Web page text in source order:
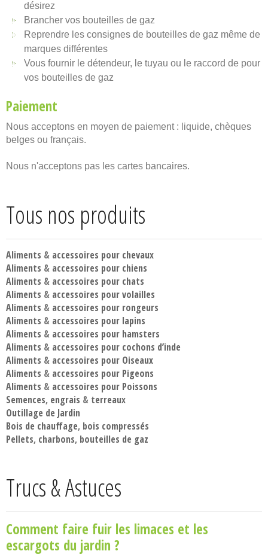
désirez
Brancher vos bouteilles de gaz
Reprendre les consignes de bouteilles de gaz même de
marques différentes
Vous fournir le détendeur, le tuyau ou le raccord de pour
vos bouteilles de gaz
Paiement
Nous acceptons en moyen de paiement : liquide, chèques
belges ou français.
Nous n'acceptons pas les cartes bancaires.
Tous nos produits
Aliments & accessoires pour chevaux
Aliments & accessoires pour chiens
Aliments & accessoires pour chats
Aliments & accessoires pour volailles
Aliments & accessoires pour rongeurs
Aliments & accessoires pour lapins
Aliments & accessoires pour hamsters
Aliments & accessoires pour cochons d’inde
Aliments & accessoires pour Oiseaux
Aliments & accessoires pour Pigeons
Aliments & accessoires pour Poissons
Semences, engrais & terreaux
Outillage de Jardin
Bois de chauffage, bois compressés
Pellets, charbons, bouteilles de gaz
Trucs & Astuces
Comment faire fuir les limaces et les
escargots du jardin ?